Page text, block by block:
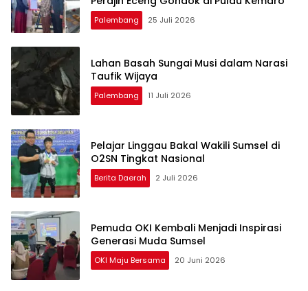
Palembang 25 Juli 2026
Lahan Basah Sungai Musi dalam Narasi
Taufik Wijaya
Palembang 11 Juli 2026
Pelajar Linggau Bakal Wakili Sumsel di
O2SN Tingkat Nasional
Berita Daerah 2 Juli 2026
Pemuda OKI Kembali Menjadi Inspirasi
Generasi Muda Sumsel
OKI Maju Bersama 20 Juni 2026